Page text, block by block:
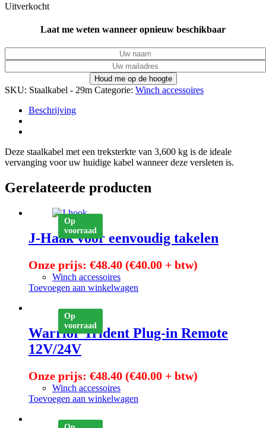
Uitverkocht
Laat me weten wanneer opnieuw beschikbaar
SKU: Staalkabel - 29m Categorie: Winch accessoires
Beschrijving
Deze staalkabel met een treksterkte van 3,600 kg is de ideale
vervanging voor uw huidige kabel wanneer deze versleten is.
Gerelateerde producten
Op
voorraad
J-Haak voor eenvoudig takelen
Onze prijs: €48.40 (€40.00 + btw)
Winch accessoires
Toevoegen aan winkelwagen
Op
voorraad
Warrior Trident Plug-in Remote
12V/24V
Onze prijs: €48.40 (€40.00 + btw)
Winch accessoires
Toevoegen aan winkelwagen